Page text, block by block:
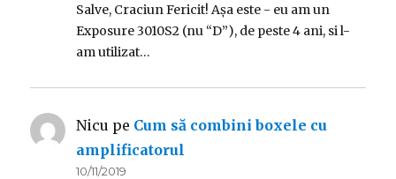
Salve, Craciun Fericit! Așa este - eu am un
Exposure 3010S2 (nu “D”), de peste 4 ani, si l-
am utilizat…
Nicu pe Cum să combini boxele cu
amplificatorul
10/11/2019